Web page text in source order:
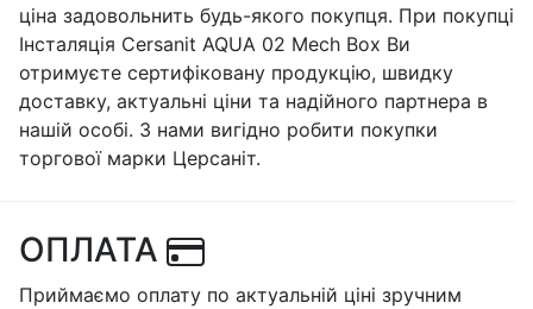
ціна задовольнить будь-якого покупця. При покупці
Інсталяція Cersanit AQUA 02 Mech Box Ви
отримуєте сертифіковану продукцію, швидку
доставку, актуальні ціни та надійного партнера в
нашій особі. З нами вигідно робити покупки
торгової марки Церсаніт.
ОПЛАТА
Приймаємо оплату по актуальній ціні зручним